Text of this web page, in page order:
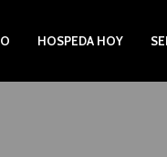
HOSPEDA HOY